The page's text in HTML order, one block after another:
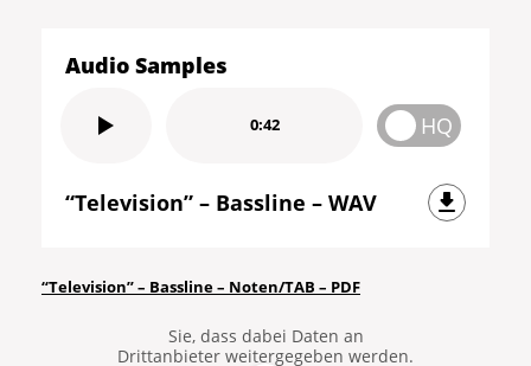
Audio Samples
0:42 HQ
“Television” – Bassline – WAV
“Television” – Bassline – Noten/TAB – PDF
zuzugreifen, klicken Sie auf die
Sie, dass dabei Daten an
Drittanbieter weitergegeben werden.